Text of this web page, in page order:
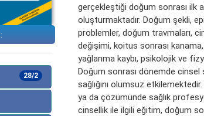
28/2
gerçekleştiği doğum sonrası ilk
oluşturmaktadır. Doğum şekli,
problemler, doğum travmaları,
değişimi, koitus sonrası kanama,
yağlanma kaybı, psikolojik ve
Doğum sonrası dönemde cinsel
sağlığını olumsuz
ya da çözümünde sağlık
cinsellik ile ilgili eğitim, doğum